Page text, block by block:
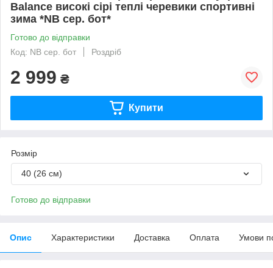
Balance високі сірі теплі черевики спортивні
зима *NB сер. бот*
Готово до відправки
Код: NB сер. бот
Роздріб
2 999 ₴
Купити
Розмір
40 (26 см)
Готово до відправки
Опис Характеристики Доставка Оплата Умови